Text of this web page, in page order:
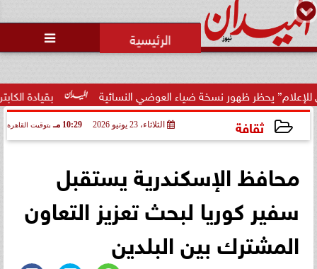

بقيادة الكابتن أمير حمدي ظهور نسخة ضياء العوضي النسائية
ثقافة الثلاثاء، 23 يونيو 2026 10:29 مـ بتوقيت القاهرة
محافظ الإسكندرية يستقبل
سفير كوريا لبحث تعزيز التعاون
المشترك بين البلدين